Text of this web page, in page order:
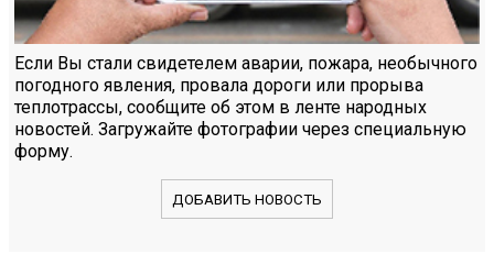
Если Вы стали свидетелем аварии, пожара, необычного
погодного явления, провала дороги или прорыва
теплотрассы, сообщите об этом в ленте народных
новостей. Загружайте фотографии через специальную
форму.
ДОБАВИТЬ НОВОСТЬ